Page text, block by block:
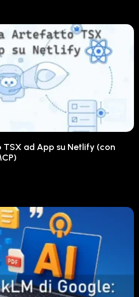
ad App su Netlify (con